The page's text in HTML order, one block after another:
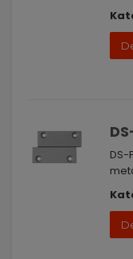
DS-